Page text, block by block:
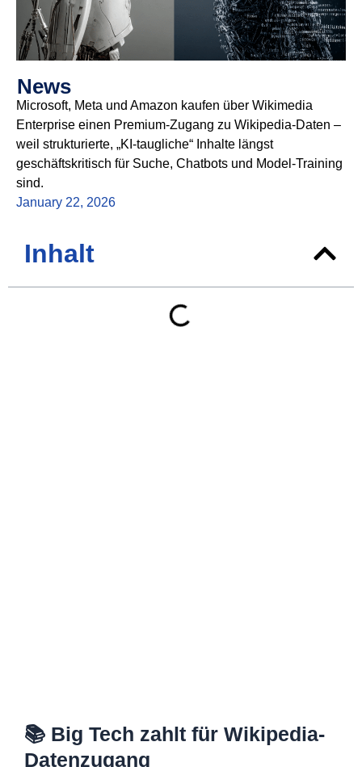
News
Microsoft, Meta und Amazon kaufen über Wikimedia
Enterprise einen Premium-Zugang zu Wikipedia-Daten –
weil strukturierte, „KI-taugliche“ Inhalte längst
geschäftskritisch für Suche, Chatbots und Model-Training
sind.
January 22, 2026
Inhalt
📚 Big Tech zahlt für Wikipedia-
Datenzugang